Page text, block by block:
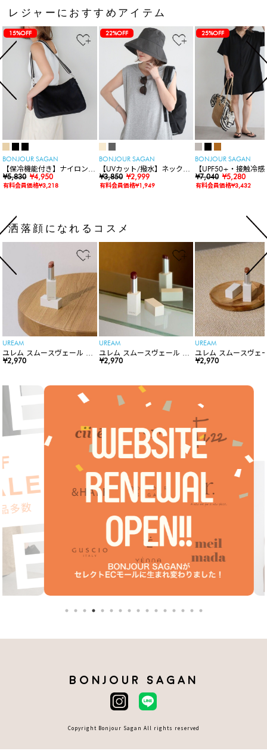
レジャーにおすすめアイテム
15%OFF
BONJOUR SAGAN
【保冷機能付き】ナイロンシ
ョルダーバッグ
¥5,830 ¥4,950
有料会員価格¥3,218
22%OFF
BONJOUR SAGAN
【UVカット/撥水】ネックカ
バー付きワイドリムハット
¥3,850 ¥2,999
有料会員価格¥1,949
25%OFF
BONJOUR SAGAN
【UPF50+・接触冷感
水】【水陸両用】ラ
ードロンパース
¥7,040 ¥5,280
有料会員価格¥3,432
洒落顔になれるコスメ
UREAM
ユレム スムースヴェール リ
ップスティック
¥2,970
UREAM
ユレム スムースヴェール リ
ップスティック
¥2,970
UREAM
ユレム スムースヴェ
ップスティック
¥2,970
BONJOUR SAGAN
Copyright Bonjour Sagan All rights reserved